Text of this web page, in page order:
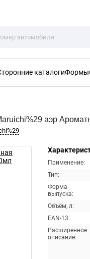
каталогиФормы
аэр
Применение:
Тип:
Форма
выпуска:
Объём, л:
EAN-13:
Расширенное
описание: